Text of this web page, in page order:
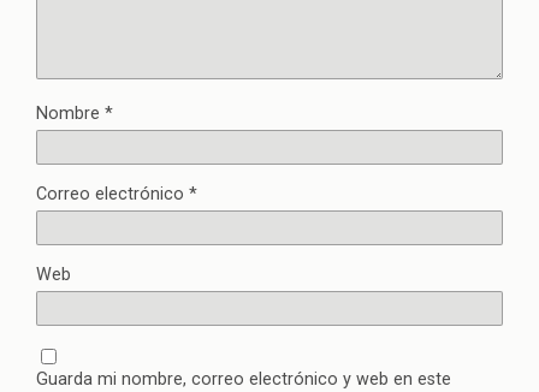
Nombre *
Correo electrónico *
Web
Guarda mi nombre, correo electrónico y web en este